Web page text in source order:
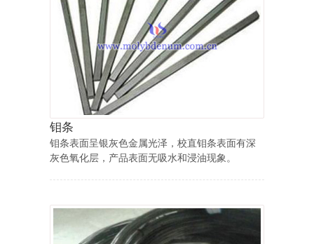
钼条
钼条表面呈银灰色金属光泽，校直钼条表面有深
灰色氧化层，产品表面无吸水和浸油现象。